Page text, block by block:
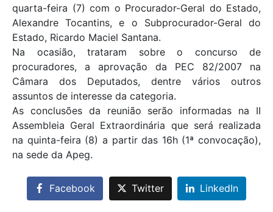
quarta-feira (7) com o Procurador-Geral do Estado,
Alexandre Tocantins, e o Subprocurador-Geral do
Estado, Ricardo Maciel Santana.
Na ocasião, trataram sobre o concurso de
procuradores, a aprovação da PEC 82/2007 na
Câmara dos Deputados, dentre vários outros
assuntos de interesse da categoria.
As conclusões da reunião serão informadas na II
Assembleia Geral Extraordinária que será realizada
na quinta-feira (8) a partir das 16h (1ª convocação),
na sede da Apeg.
Facebook Twitter LinkedIn